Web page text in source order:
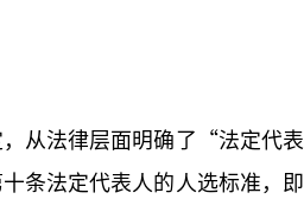
从法律层面明确了“法定代
条法定代表人的人选标准，